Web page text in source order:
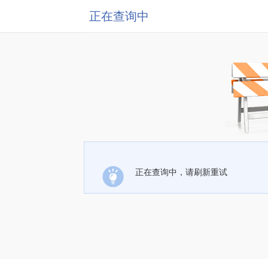
正在查询中
正在查询中，请刷新重试